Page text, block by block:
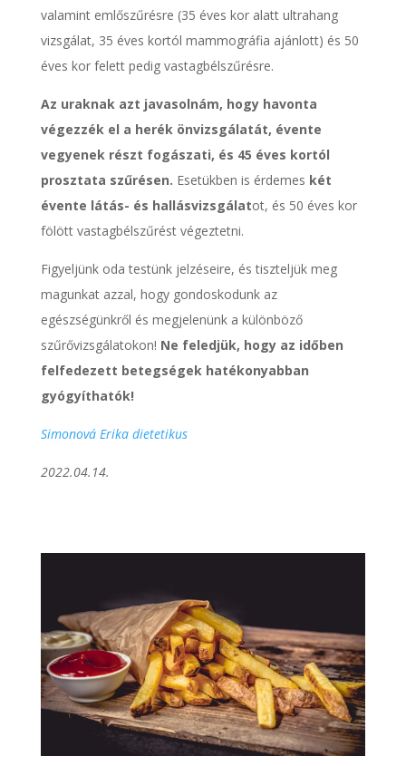
valamint emlőszűrésre (35 éves kor alatt ultrahang
vizsgálat, 35 éves kortól mammográfia ajánlott) és 50
éves kor felett pedig vastagbélszűrésre.
Az uraknak azt javasolnám, hogy havonta
végezzék el a herék önvizsgálatát, évente
vegyenek részt fogászati, és 45 éves kortól
prosztata szűrésen. Esetükben is érdemes két
évente látás- és hallásvizsgálatot, és 50 éves kor
fölött vastagbélszűrést végeztetni.
Figyeljünk oda testünk jelzéseire, és tiszteljük meg
magunkat azzal, hogy gondoskodunk az
egészségünkről és megjelenünk a különböző
szűrővizsgálatokon! Ne feledjük, hogy az időben
felfedezett betegségek hatékonyabban
gyógyíthatók!
Simonová Erika dietetikus
2022.04.14.